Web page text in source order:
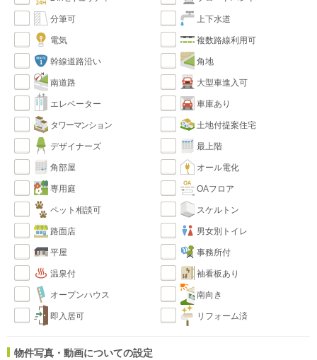
分筆可 上下水道
電気 複数路線利用可
幹線道路沿い 角地
南道路 大型車進入可
エレベーター 車庫あり
タワーマンション 土地付提案住宅
デザイナーズ 最上階
角部屋 オール電化
専用庭 OAフロア
ペット相談可 スケルトン
路面店 男女別トイレ
平屋 事務所付
温泉付 袖看板あり
オープンハウス 南向き
即入居可 リフォーム済
物件写真・動画についての設定